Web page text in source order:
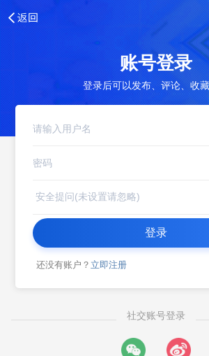
账号登录
登录后可以发布、评论、收
登录
还没有账户？ 立即注册
社交账号登录